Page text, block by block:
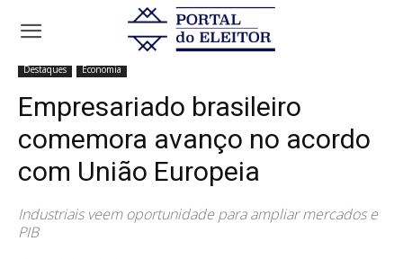
Início
Empresariado brasileiro comemora avanço no
acordo com União Europeia
Destaques Economia
Empresariado brasileiro
comemora avanço no acordo
com União Europeia
Industriais veem oportunidade para ampliar mercados e
PIB